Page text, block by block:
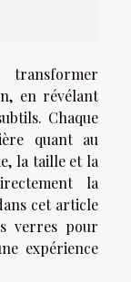
en révélant
Chaque
quant au
la taille et la
la
cet article
verres pour
expérience